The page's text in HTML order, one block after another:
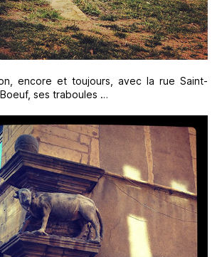
encore et toujours, avec la rue Saint-
ses traboules …